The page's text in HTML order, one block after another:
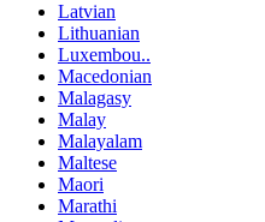
Latvian
Lithuanian
Luxembou..
Macedonian
Malagasy
Malay
Malayalam
Maltese
Maori
Marathi